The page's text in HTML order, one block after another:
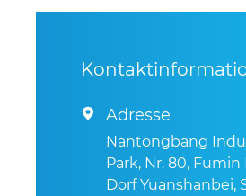
 Adresse
Nantongbang
Park, Nr. 80, Fumin
Dorf Yuanshanbei,